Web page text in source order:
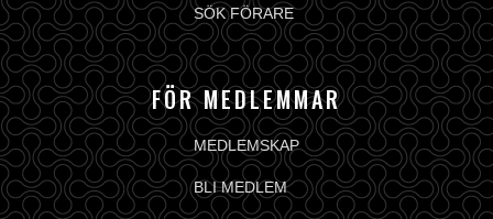
SÖK FÖRARE
FÖR MEDLEMMAR
MEDLEMSKAP
BLI MEDLEM